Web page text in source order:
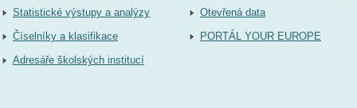
Statistické výstupy a analýzy
Číselníky a klasifikace
Adresáře školských institucí
Otevřená data
PORTÁL YOUR EUROPE